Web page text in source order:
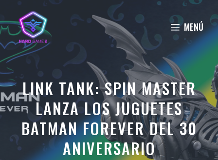
al
contenido
MENÚ
LINK TANK: SPIN MASTER
LANZA LOS JUGUETES
BATMAN FOREVER DEL 30
ANIVERSARIO